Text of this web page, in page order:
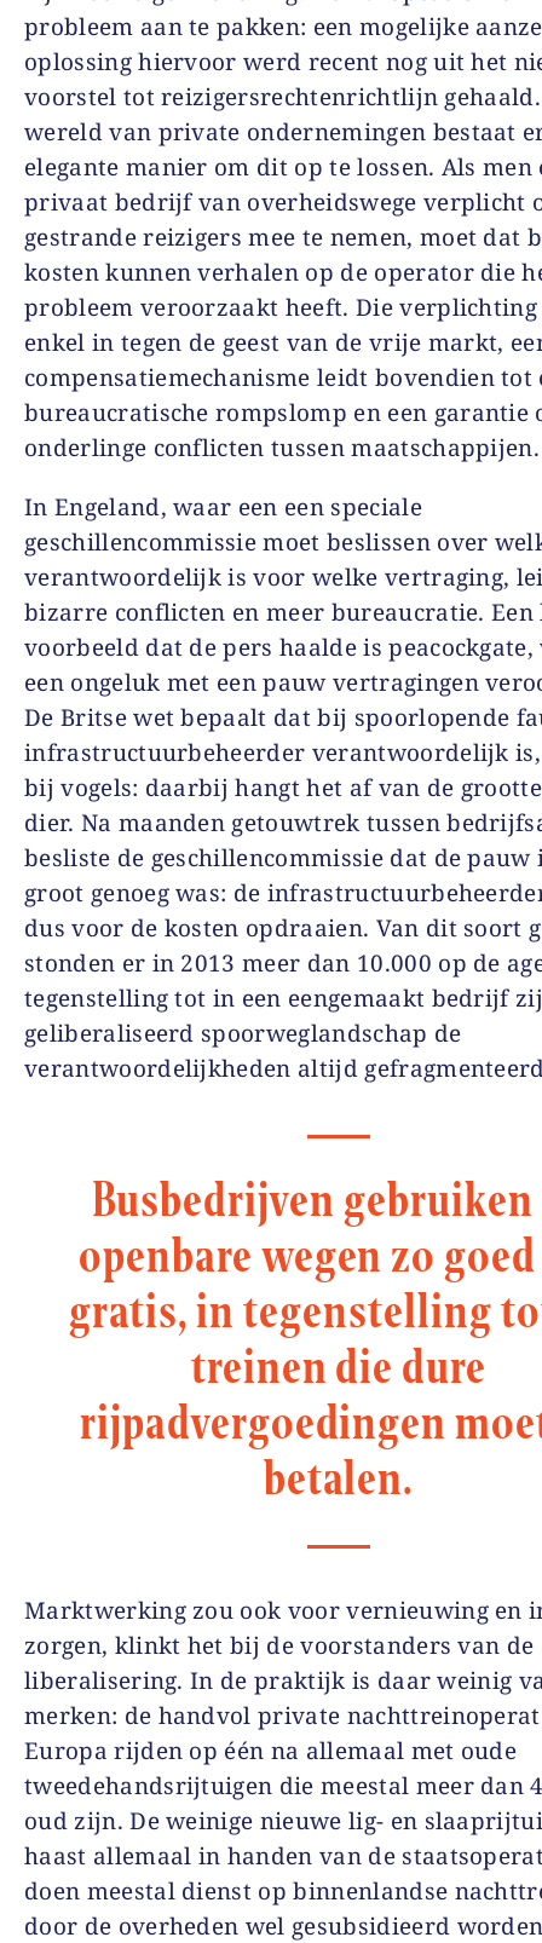
probleem aan te pakken: een mogelijke
oplossing hiervoor werd recent nog uit het
voorstel tot reizigersrechtenrichtlijn
wereld van private ondernemingen bestaat
elegante manier om dit op te lossen. Als men
privaat bedrijf van overheidswege verplicht
gestrande reizigers mee te nemen, moet dat
kosten kunnen verhalen op de operator die
probleem veroorzaakt heeft. Die
enkel in tegen de geest van de vrije markt,
compensatiemechanisme leidt bovendien tot
bureaucratische rompslomp en een garantie
onderlinge conflicten tussen maatschappijen.
In Engeland, waar een een speciale
geschillencommissie moet beslissen over
verantwoordelijk is voor welke vertraging,
bizarre conflicten en meer bureaucratie. Een
voorbeeld dat de pers haalde is
een ongeluk met een pauw vertragingen
De Britse wet bepaalt dat bij spoorlopende
infrastructuurbeheerder verantwoordelijk
bij vogels: daarbij hangt het af van de
dier. Na maanden getouwtrek tussen
besliste de geschillencommissie dat de pauw
groot genoeg was: de
dus voor de kosten opdraaien. Van dit soort
stonden er in 2013 meer dan 10.000 op de
tegenstelling tot in een eengemaakt bedrijf
geliberaliseerd spoorweglandschap de
verantwoordelijkheden altijd
Busbedrijven gebruiken
openbare wegen zo
gratis, in tegenstelling
treinen die dure
rijpadvergoedingen
betalen.
Marktwerking zou ook voor vernieuwing en
zorgen, klinkt het bij de voorstanders van de
liberalisering. In de praktijk is daar weinig
merken: de handvol private
Europa rijden op één na allemaal met oude
tweedehandsrijtuigen die meestal meer dan
oud zijn. De weinige nieuwe lig- en
haast allemaal in handen van de
doen meestal dienst op binnenlandse
door de overheden wel gesubsidieerd